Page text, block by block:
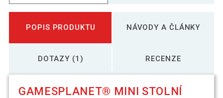
POPIS PRODUKTU NÁVODY A ČLÁNKY
DOTAZY (1) RECENZE
GAMESPLANET® MINI STOLNÍ